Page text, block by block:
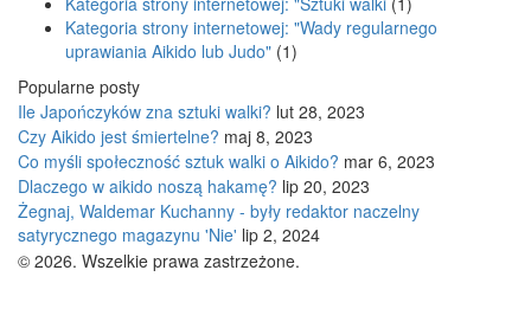
Kategoria strony internetowej: "Wady regularnego
uprawiania Aikido lub Judo" (1)
Popularne posty
Ile Japończyków zna sztuki walki? lut 28, 2023
Czy Aikido jest śmiertelne? maj 8, 2023
Co myśli społeczność sztuk walki o Aikido? mar 6, 2023
Dlaczego w aikido noszą hakamę? lip 20, 2023
Żegnaj, Waldemar Kuchanny - były redaktor naczelny
satyrycznego magazynu 'Nie' lip 2, 2024
© 2026. Wszelkie prawa zastrzeżone.